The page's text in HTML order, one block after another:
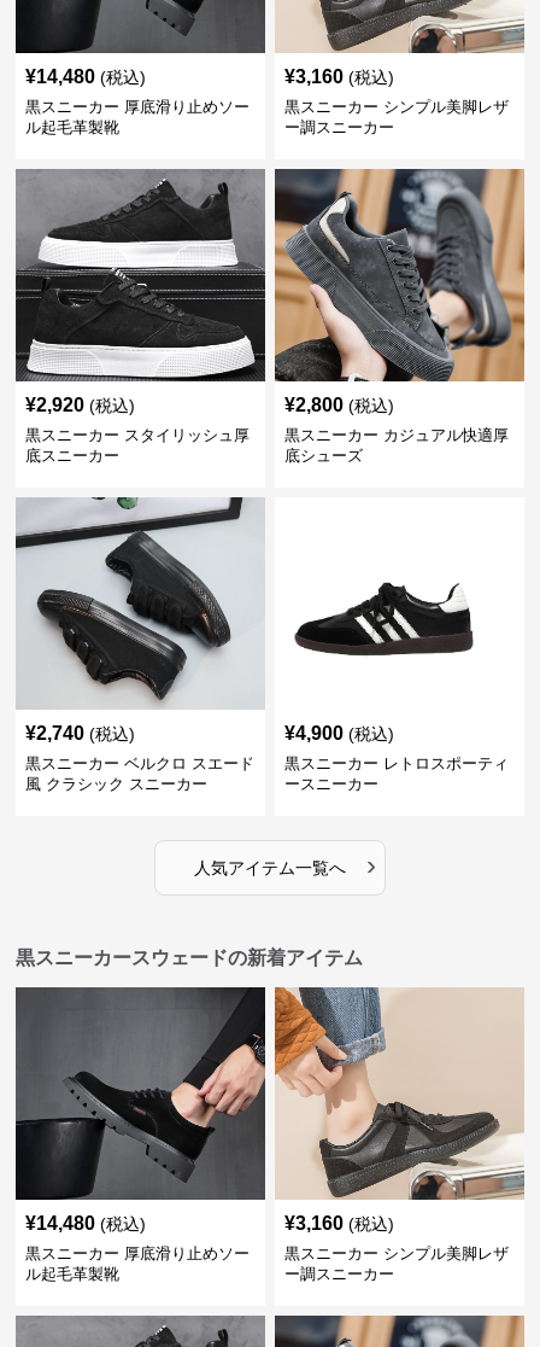
¥14,480 (税込)
黒スニーカー 厚底滑り止めソー
ル起毛革製靴
¥3,160 (税込)
黒スニーカー シンプル美脚レザ
ー調スニーカー
¥2,920 (税込)
黒スニーカー スタイリッシュ厚
底スニーカー
¥2,800 (税込)
黒スニーカー カジュアル快適厚
底シューズ
¥2,740 (税込)
黒スニーカー ベルクロ スエード
風 クラシック スニーカー
¥4,900 (税込)
黒スニーカー レトロスポーティ
ースニーカー
人気アイテム一覧へ ›
黒スニーカースウェードの新着アイテム
¥14,480 (税込)
黒スニーカー 厚底滑り止めソー
ル起毛革製靴
¥3,160 (税込)
黒スニーカー シンプル美脚レザ
ー調スニーカー